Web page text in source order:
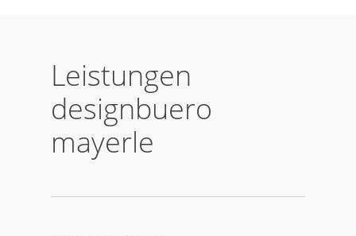
Leistungen
designbuero
mayerle